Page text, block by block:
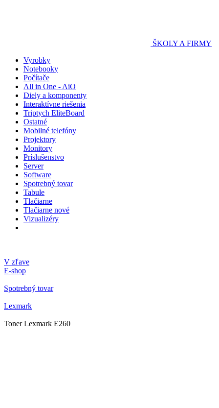
ŠKOLY A FIRMY
Vyrobky
Notebooky
Počítače
All in One - AiO
Diely a komponenty
Interaktívne riešenia
Triptych EliteBoard
Ostatné
Mobilné telefóny
Projektory
Monitory
Príslušenstvo
Server
Software
Spotrebný tovar
Tabule
Tlačiarne
Tlačiarne nové
Vizualizéry
V zľave
E-shop
Spotrebný tovar
Lexmark
Toner Lexmark E260